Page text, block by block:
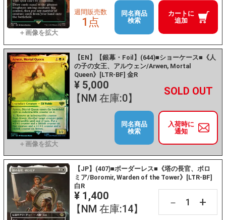
カートに
追加
週間販売数
1点
同名商品
検索
【EN】【銀幕・Foil】(644)■ショーケース■《人
の子の女王、アルウェン/Arwen, Mortal
Queen》[LTR-BF] 金R
¥ 5,000
【NM 在庫:0】
－ +
入荷時に
通知
同名商品
検索
【JP】(407)■ボーダーレス■《塔の長官、ボロ
ミア/Boromir, Warden of the Tower》[LTR-BF]
白R
¥ 1,400
【NM 在庫:14】
－ +